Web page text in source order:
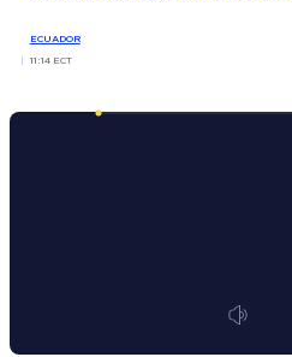
ECUADOR
11:14 ECT